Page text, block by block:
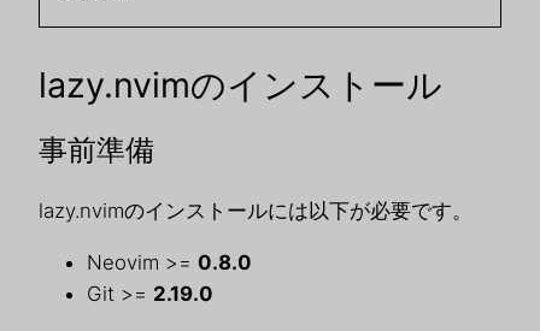
lazy.nvimのインストール
事前準備
lazy.nvimのインストールには以下が必要です。
Neovim >= 0.8.0
Git >= 2.19.0